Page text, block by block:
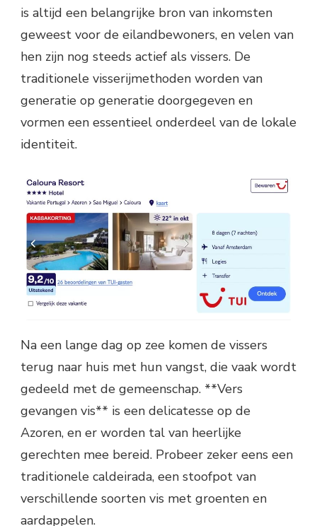
is altijd een belangrijke bron van inkomsten
geweest voor de eilandbewoners, en velen van
hen zijn nog steeds actief als vissers. De
traditionele visserijmethoden worden van
generatie op generatie doorgegeven en
vormen een essentieel onderdeel van de lokale
identiteit.
Na een lange dag op zee komen de vissers
terug naar huis met hun vangst, die vaak wordt
gedeeld met de gemeenschap. **Vers
gevangen vis** is een delicatesse op de
Azoren, en er worden tal van heerlijke
gerechten mee bereid. Probeer zeker eens een
traditionele caldeirada, een stoofpot van
verschillende soorten vis met groenten en
aardappelen.